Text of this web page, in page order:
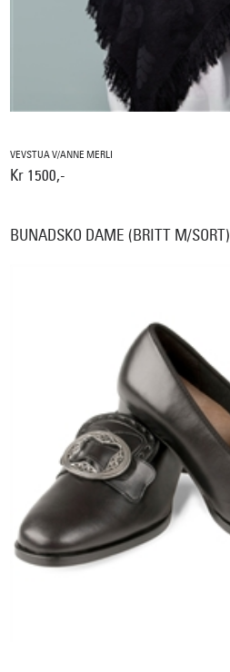
VEVSTUA V/ANNE MERLI
Kr 1500,-
BUNADSKO DAME (BRITT M/SORT)